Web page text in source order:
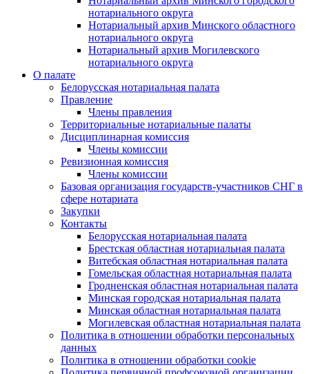
нотариального округа
Нотариальный архив Минского областного
нотариального округа
Нотариальный архив Могилевского
нотариального округа
О палате
Белорусская нотариальная палата
Правление
Члены правления
Территориальные нотариальные палаты
Дисциплинарная комиссия
Члены комиссии
Ревизионная комиссия
Члены комиссии
Базовая организация государств-участников СНГ в
сфере нотариата
Закупки
Контакты
Белорусская нотариальная палата
Брестская областная нотариальная палата
Витебская областная нотариальная палата
Гомельская областная нотариальная палата
Гродненская областная нотариальная палата
Минская городская нотариальная палата
Минская областная нотариальная палата
Могилевская областная нотариальная палата
Политика в отношении обработки персональных
данных
Политика в отношении обработки cookie